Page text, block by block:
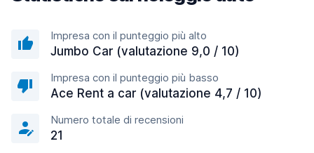
Impresa con il punteggio più alto
Jumbo Car (valutazione 9,0 / 10)
Impresa con il punteggio più basso
Ace Rent a car (valutazione 4,7 / 10)
Numero totale di recensioni
21